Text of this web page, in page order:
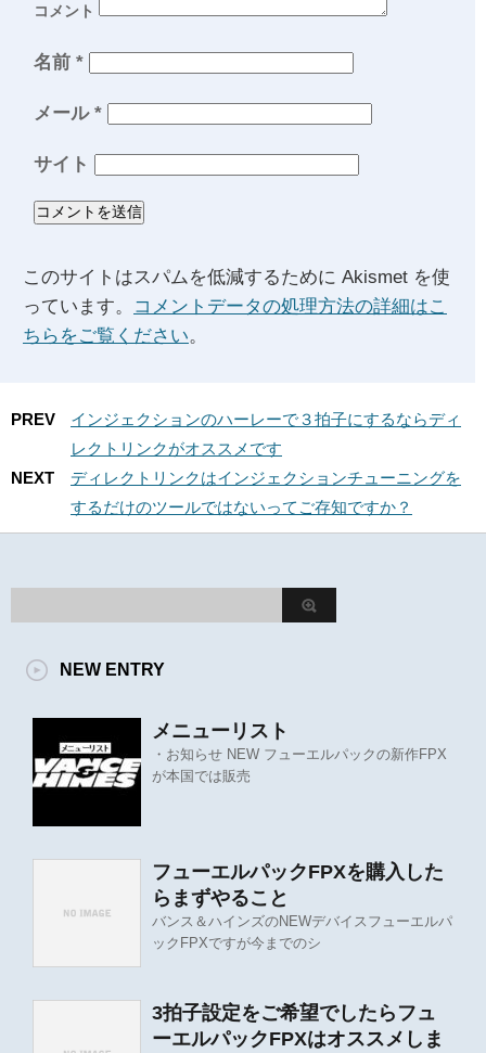
コメント
名前 *
メール *
サイト
このサイトはスパムを低減するために Akismet を使
っています。
コメントデータの処理方法の詳細はこ
ちらをご覧ください。
PREV
インジェクションのハーレーで３拍子にするならディ
レクトリンクがオススメです
NEXT
ディレクトリンクはインジェクションチューニングを
するだけのツールではないってご存知ですか？
NEW ENTRY
メニューリスト
・お知らせ NEW フューエルパックの新作FPX
が本国では販売
フューエルパックFPXを購入した
らまずやること
バンス＆ハインズのNEWデバイスフューエルパ
ックFPXですが今までのシ
3拍子設定をご希望でしたらフュ
ーエルパックFPXはオススメしま